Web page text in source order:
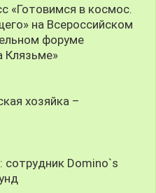
«Готовимся в космос.
на Всероссийском
форуме
Клязьме»
хозяйка –
сотрудник Domino`s